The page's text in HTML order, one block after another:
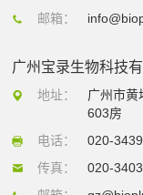
邮箱：
广州宝录生物科技
地址：
广州市黄
603房
电话：
020-
传真：
020-